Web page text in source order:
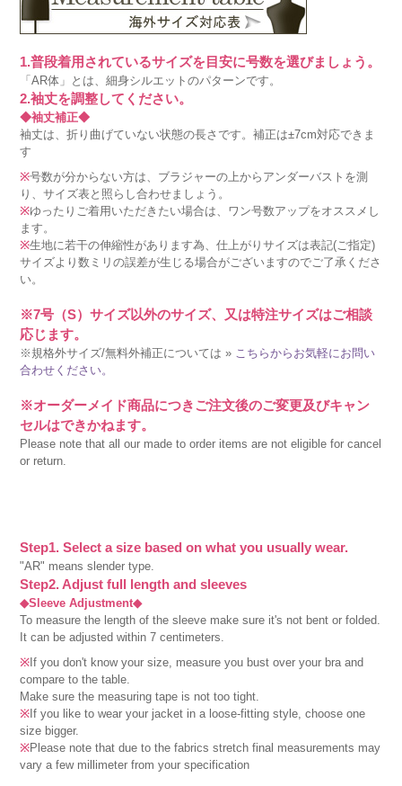
1.普段着用されているサイズを目安に号数を選びましょう。
「AR体」とは、細身シルエットのパターンです。
2.袖丈を調整してください。
◆袖丈補正◆
袖丈は、折り曲げていない状態の長さです。補正は±7cm対応できま
す
※号数が分からない方は、ブラジャーの上からアンダーバストを測
り、サイズ表と照らし合わせましょう。
※ゆったりご着用いただきたい場合は、ワン号数アップをオススメし
ます。
※生地に若干の伸縮性があります為、仕上がりサイズは表記(ご指定)
サイズより数ミリの誤差が生じる場合がございますのでご了承くださ
い。
※7号（S）サイズ以外のサイズ、又は特注サイズはご相談
応じます。
※規格外サイズ/無料外補正については » こちらからお気軽にお問い
合わせください。
※オーダーメイド商品につきご注文後のご変更及びキャン
セルはできかねます。
Please note that all our made to order items are not eligible for cancel
or return.
Step1. Select a size based on what you usually wear.
"AR" means slender type.
Step2. Adjust full length and sleeves
◆Sleeve Adjustment◆
To measure the length of the sleeve make sure it's not bent or folded.
It can be adjusted within 7 centimeters.
※If you don't know your size, measure you bust over your bra and
compare to the table.
Make sure the measuring tape is not too tight.
※If you like to wear your jacket in a loose-fitting style, choose one
size bigger.
※Please note that due to the fabrics stretch final measurements may
vary a few millimeter from your specification